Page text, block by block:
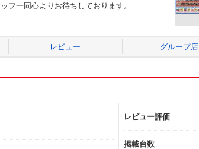
フ一同心よりお待ちしております。
レビュー グループ店
レビュー評価
掲載台数